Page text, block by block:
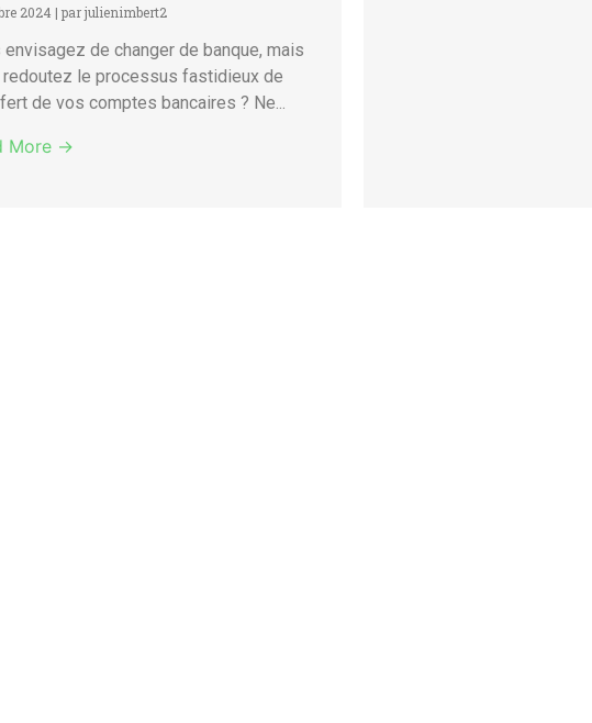
2024 | par julienimbert2
envisagez de changer de banque, mais
le processus fastidieux de
de vos comptes bancaires ? Ne...
More →